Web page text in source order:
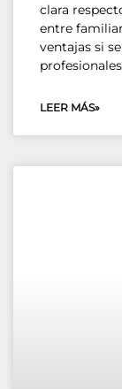
clara
entre
ventajas si
LEER MÁS»